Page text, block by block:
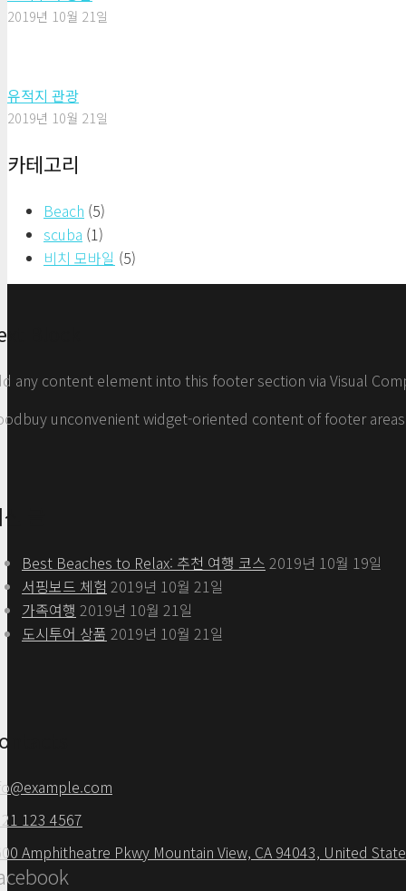
2019년 10월 21일
유적지 관광
2019년 10월 21일
카테고리
Beach (5)
scuba (1)
비치 모바일 (5)
Block
any content element into this footer section via Visual
unconvenient widget-oriented content of footer
글
Best Beaches to Relax: 추천 여행 코스 2019년 10월 19일
서핑보드 체험 2019년 10월 21일
가족여행 2019년 10월 21일
도시투어 상품 2019년 10월 21일
123 4567
Amphitheatre Pkwy Mountain View, CA 94043, United